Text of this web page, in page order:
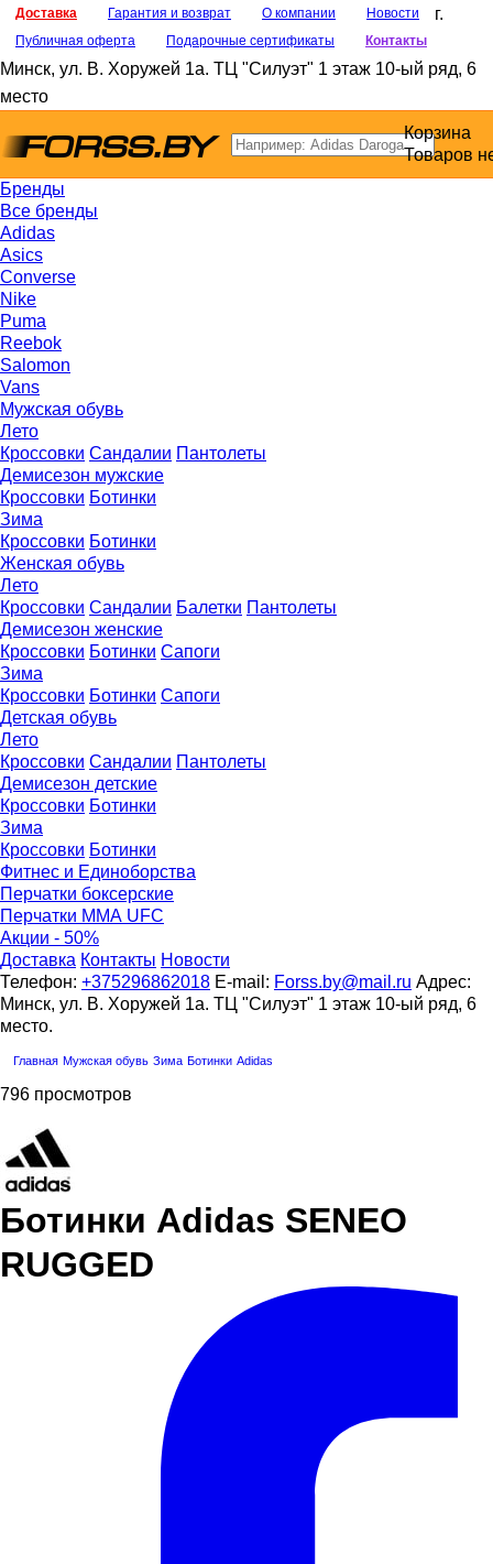
Доставка Гарантия и возврат О компании
Новости
Публичная оферта
Подарочные сертификаты Контакты
г.
Минск, ул. В. Хоружей 1а. ТЦ "Силуэт" 1 этаж 10-ый ряд, 6
место
Корзина
Товаров
Бренды
Все бренды
Adidas
Asics
Converse
Nike
Puma
Reebok
Salomon
Vans
Мужская обувь
Лето
Кроссовки Сандалии Пантолеты
Демисезон мужские
Кроссовки Ботинки
Зима
Кроссовки Ботинки
Женская обувь
Лето
Кроссовки Сандалии Балетки Пантолеты
Демисезон женские
Кроссовки Бoтинки Сапоги
Зима
Кроссовки Ботинки Сапоги
Детская обувь
Летo
Кроссовки Сандалии Пантолеты
Демисезон детские
Кроссовки Ботинки
Зима
Кроссовки Ботинки
Фитнес и Единоборства
Перчатки боксерские
Перчатки ММА UFC
Акции - 50%
Доставка Контакты Новости
Телефон: +375296862018 E-mail: Forss.by@mail.ru Адрес:
Минск, ул. В. Хоружей 1а. ТЦ "Силуэт" 1 этаж 10-ый ряд, 6
место.
Главная Мужская обувь Зима Ботинки Adidas
796 просмотров
Ботинки Adidas SENEO
RUGGED